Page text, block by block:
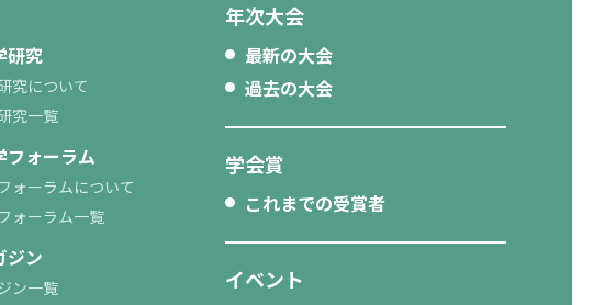
研究
究について
究一覧
フォーラム
ォーラムについて
ォーラム一覧
ジン
ン一覧
年次大会
最新の大会
過去の大会
学会賞
これまでの受賞者
イベント